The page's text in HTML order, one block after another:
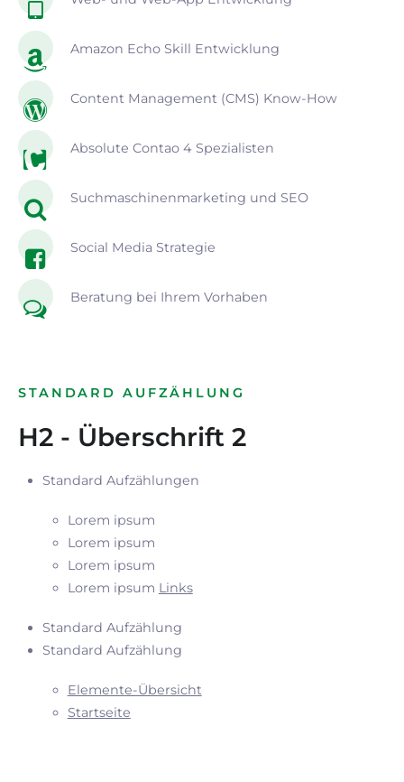
Amazon Echo Skill Entwicklung
Content Management (CMS) Know-How
Absolute Contao 4 Spezialisten
Suchmaschinenmarketing und SEO
Social Media Strategie
Beratung bei Ihrem Vorhaben
STANDARD AUFZÄHLUNG
H2 - Überschrift 2
Standard Aufzählungen
Lorem ipsum
Lorem ipsum
Lorem ipsum
Lorem ipsum Links
Standard Aufzählung
Standard Aufzählung
Elemente-Übersicht
Startseite